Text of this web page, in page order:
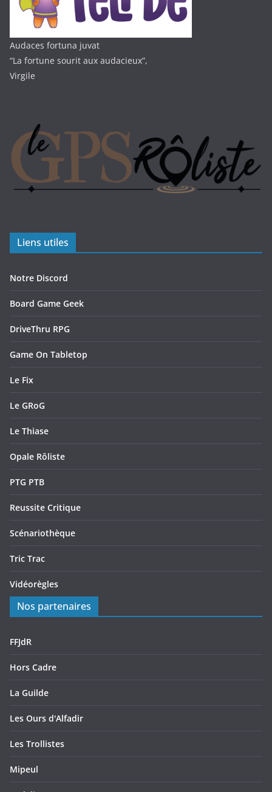
Audaces fortuna juvat
“La fortune sourit aux audacieux”,
Virgile
Liens utiles
Notre Discord
Board Game Geek
DriveThru RPG
Game On Tabletop
Le Fix
Le GRoG
Le Thiase
Opale Rôliste
PTG PTB
Reussite Critique
Scénariothèque
Tric Trac
Vidéorègles
Nos partenaires
FFJdR
Hors Cadre
La Guilde
Les Ours d'Alfadir
Les Trollistes
Mipeul